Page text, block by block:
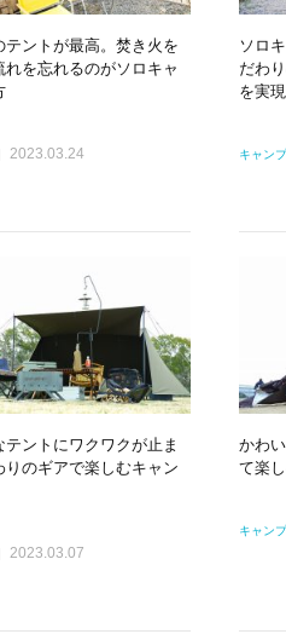
テントが最高。焚き火を
れを忘れるのがソロキャ
2023.03.24
ソロ
だわ
を実現
キャン
ントにワクワクが止ま
りのギアで楽しむキャン
2023.03.07
かわ
て楽
キャン